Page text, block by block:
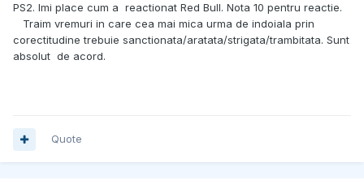
PS2. Imi place cum a reactionat Red Bull. Nota 10 pentru reactie.
Traim vremuri in care cea mai mica urma de indoiala prin
corectitudine trebuie sanctionata/aratata/strigata/trambitata. Sunt
absolut de acord.
Quote